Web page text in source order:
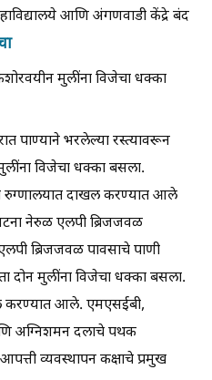
आणि अंगणवाडी केंद्रे बंद
मुलींना विजेचा धक्का
पाण्याने भरलेल्या रस्त्यावरून
विजेचा धक्का बसला.
रुग्णालयात दाखल करण्यात आले
नेरुळ एलपी ब्रिजजवळ
ब्रिजजवळ पावसाचे पाणी
दोन मुलींना विजेचा धक्का बसला.
करण्यात आले. एमएसईबी,
अग्निशमन दलाचे पथक
व्यवस्थापन कक्षाचे प्रमुख